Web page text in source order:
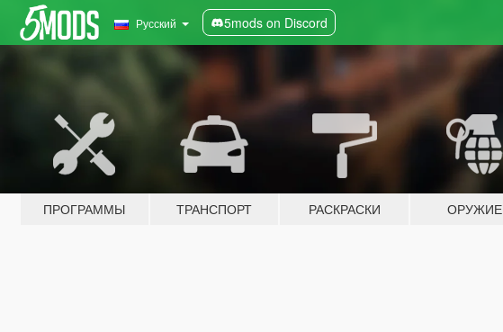
Русский 5mods on Discord
ПРОГРАММЫ ТРАНСПОРТ РАСКРАСКИ ОРУЖИЕ